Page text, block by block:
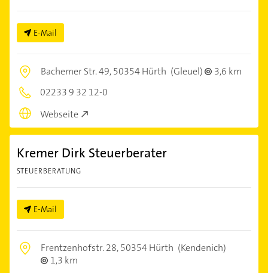
E-Mail
Bachemer Str. 49,50354 Hürth (Gleuel)
3,6 km
02233 9 32 12-0
Webseite
Kremer Dirk Steuerberater
STEUERBERATUNG
E-Mail
Frentzenhofstr. 28,50354 Hürth (Kendenich)
1,3 km